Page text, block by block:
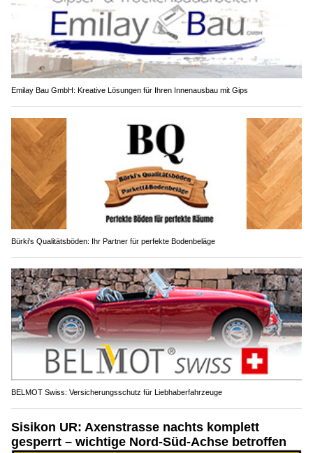
Emilay Bau GmbH: Kreative Lösungen für Ihren Innenausbau mit Gips
Bürki's Qualitätsböden: Ihr Partner für perfekte Bodenbeläge
BELMOT Swiss: Versicherungsschutz für Liebhaberfahrzeuge
Sisikon UR: Axenstrasse nachts komplett
gesperrt – wichtige Nord-Süd-Achse betroffen